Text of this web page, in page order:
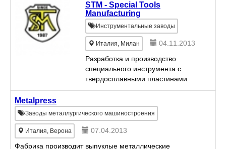
STM - Special Tools
Manufacturing
Инструментальные заводы
Италия, Милан
04.11.2013
Разработка и производство
специального инструмента с
твердосплавными пластинами
для металлообработки:фрезы,
сверла, оправки, втрулки..
Изготовление режущего
инструмента п...
Metalpress
Заводы металлургического машиностроения
Италия, Верона
07.04.2013
Фабрика производит выпуклые металлические